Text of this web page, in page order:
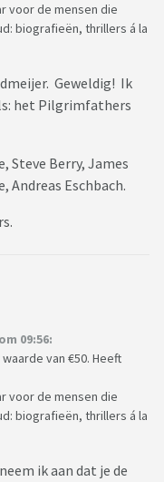
voor de mensen die
biografieën, thrillers á la
Geweldig! Ik
het Pilgrimfathers
Steve Berry, James
Andreas Eschbach.
09:56:
van €50. Heeft
voor de mensen die
biografieën, thrillers á la
ik aan dat je de